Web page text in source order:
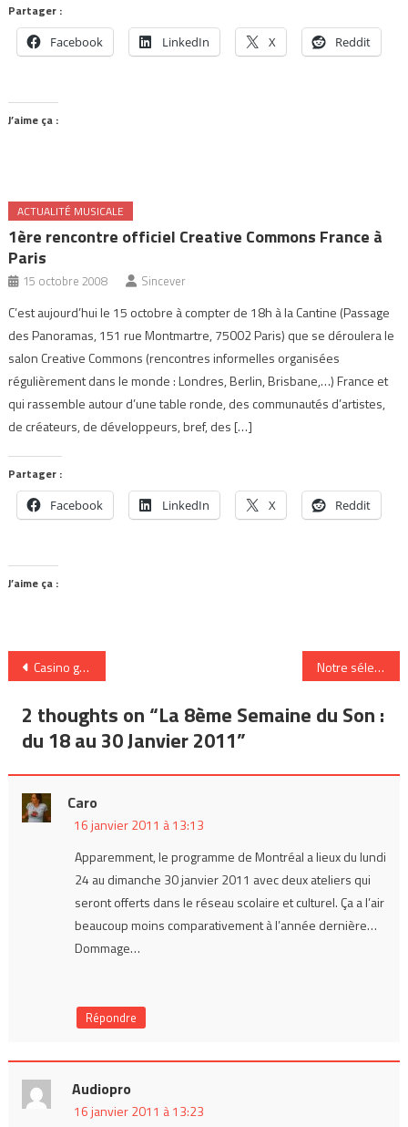
Partager :
Facebook LinkedIn X Reddit
J’aime ça :
ACTUALITÉ MUSICALE
1ère rencontre officiel Creative Commons France à
Paris
15 octobre 2008 Sincever
C’est aujourd’hui le 15 octobre à compter de 18h à la Cantine (Passage
des Panoramas, 151 rue Montmartre, 75002 Paris) que se déroulera le
salon Creative Commons (rencontres informelles organisées
régulièrement dans le monde : Londres, Berlin, Brisbane,…) France et
qui rassemble autour d’une table ronde, des communautés d’artistes,
de créateurs, de développeurs, bref, des […]
Partager :
Facebook LinkedIn X Reddit
J’aime ça :
Navigation
de
l’article
Casino gagnant de la 5e édition du concours Diapason Notre sélection de musique sortie en 2010
2 thoughts on “La 8ème Semaine du Son :
du 18 au 30 Janvier 2011”
Caro
16 janvier 2011 à 13:13
Apparemment, le programme de Montréal a lieux du lundi
24 au dimanche 30 janvier 2011 avec deux ateliers qui
seront offerts dans le réseau scolaire et culturel. Ça a l’air
beaucoup moins comparativement à l’année dernière…
Dommage…
Répondre
Audiopro
16 janvier 2011 à 13:23